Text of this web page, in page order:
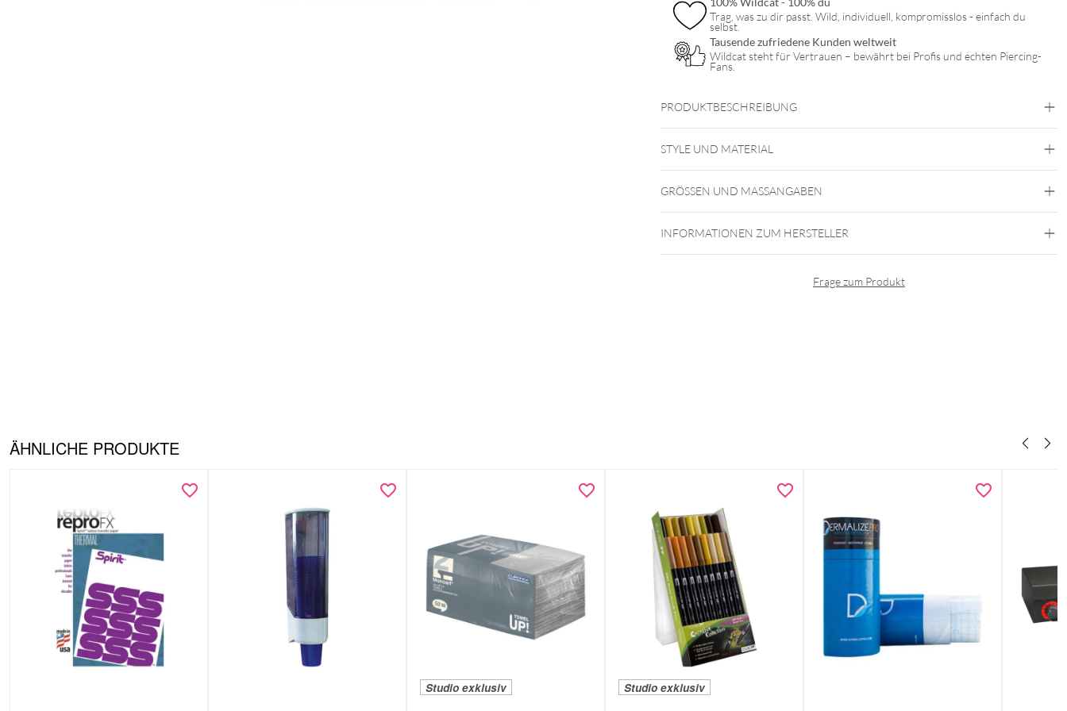
Trag, was zu dir passt. Wild, individuell, kompromisslos - einfach du
selbst.
Tausende zufriedene Kunden weltweit
Wildcat steht für Vertrauen – bewährt bei Profis und echten Piercing-
Fans.
PRODUKTBESCHREIBUNG
während des Tätowierens. Entfernt Farb- und Blutrückstände. Nur zur
Anwendung: 1:20 mit destilliertem Wasser mischen.
STYLE UND MATERIAL
GRÖSSEN UND MASSANGABEN
INFORMATIONEN ZUM HERSTELLER
Frage zum Produkt
ÄHNLICHE PRODUKTE
Studio exklusiv Studio exklusiv